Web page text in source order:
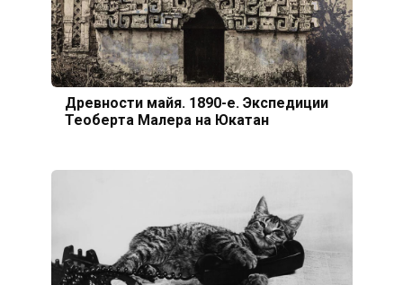
Древности майя. 1890-е. Экспедиции
Теоберта Малера на Юкатан